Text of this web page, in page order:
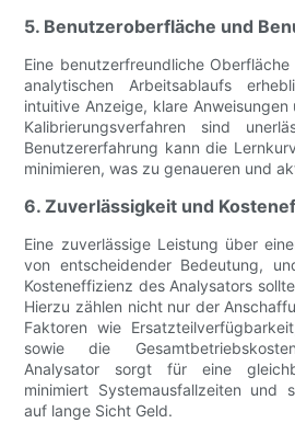
5. Benutzeroberfläche und
Eine benutzerfreundliche
analytischen Arbeitsablaufs
intuitive Anzeige, klare
Kalibrierungsverfahren sind
Benutzererfahrung kann die
minimieren, was zu genaueren und
6. Zuverlässigkeit und
Eine zuverlässige Leistung über
von entscheidender Bedeutung,
Kosteneffizienz des Analysators
Hierzu zählen nicht nur der
Faktoren wie
sowie die
Analysator sorgt für eine
minimiert Systemausfallzeiten und
auf lange Sicht Geld.